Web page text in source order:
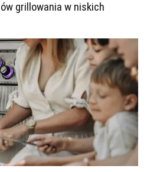
grillowania w niskich